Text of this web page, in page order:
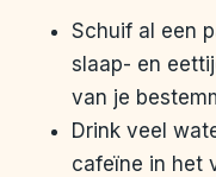
Schuif al een
slaap- en
van je
Drink veel
cafeïne in het